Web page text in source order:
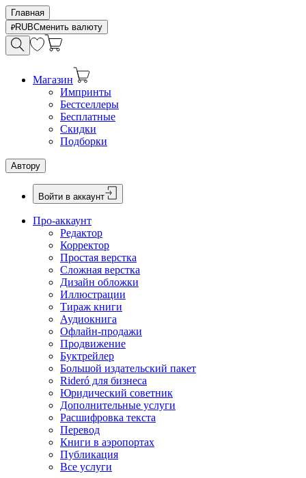
Главная
RUBСменить валюту
Магазин
Импринты
Бестселлеры
Бесплатные
Скидки
Подборки
Автору
Войти в аккаунт
Про-аккаунт
Редактор
Корректор
Простая верстка
Сложная верстка
Дизайн обложки
Иллюстрации
Тираж книги
Аудиокнига
Офлайн-продажи
Продвижение
Буктрейлер
Большой издательский пакет
Rideró для бизнеса
Юридический советник
Дополнительные услуги
Расшифровка текста
Перевод
Книги в аэропортах
Публикация
Все услуги